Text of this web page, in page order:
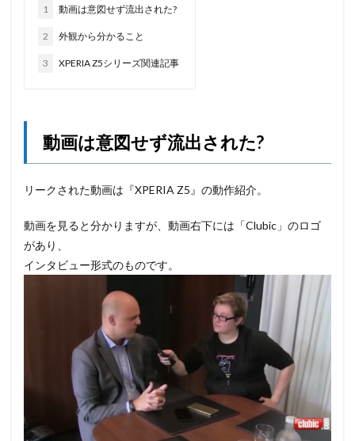
1 動画は意図せず流出された?
2 外観から分かること
3 XPERIA Z5シリーズ関連記事
動画は意図せず流出された?
リークされた動画は『XPERIA Z5』の動作紹介。
動画を見ると分かりますが、動画右下には「Clubic」のロゴ
があり、
インタビュー形式のものです。